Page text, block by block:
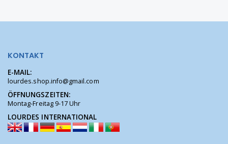
KONTAKT
E-MAIL:
lourdes.shop.info@gmail.com
ÖFFNUNGSZEITEN:
Montag-Freitag 9-17 Uhr
LOURDES INTERNATIONAL